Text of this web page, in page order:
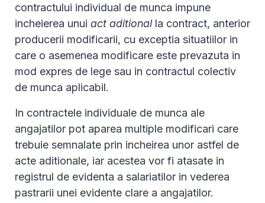
contractului individual de munca impune
incheierea unui act aditionalla contract, anterior
producerii modificarii, cu exceptia situatiilor in
care o asemenea modificare este prevazuta in
mod expres de lege sau in contractul colectiv
de munca aplicabil.
In contractele individuale de munca ale
angajatilor pot aparea multiple modificari care
trebuie semnalate prin incheirea unor astfel de
acte aditionale, iar acestea vor fi atasate in
registrul de evidenta a salariatilor in vederea
pastrarii unei evidente clare a angajatilor.